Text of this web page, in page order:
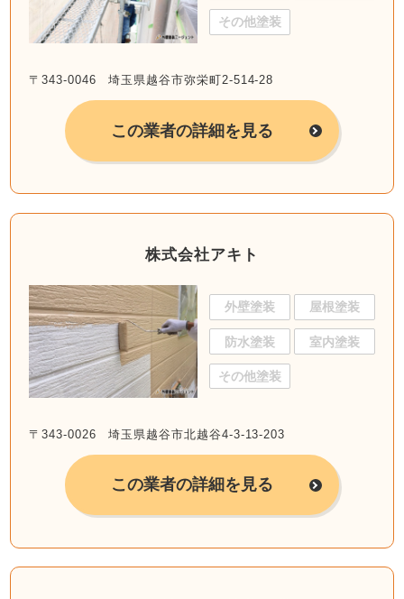
その他塗装
〒343-0046 埼玉県越谷市弥栄町2-514-28
この業者の詳細を見る
株式会社アキト
外壁塗装 屋根塗装
防水塗装 室内塗装
その他塗装
〒343-0026 埼玉県越谷市北越谷4-3-13-203
この業者の詳細を見る